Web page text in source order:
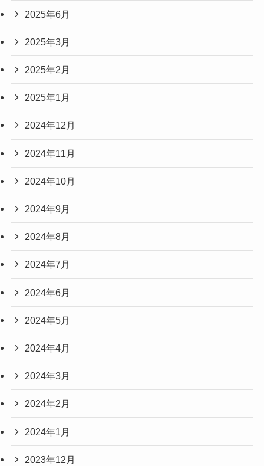
2025年6月
2025年3月
2025年2月
2025年1月
2024年12月
2024年11月
2024年10月
2024年9月
2024年8月
2024年7月
2024年6月
2024年5月
2024年4月
2024年3月
2024年2月
2024年1月
2023年12月